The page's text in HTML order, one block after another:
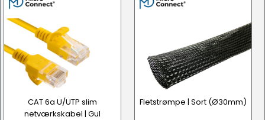
CAT 6a U/UTP slim
netværkskabel | Gul
Fletstrømpe | Sort (Ø30mm)